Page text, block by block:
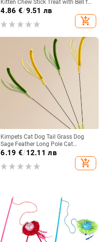
Kitten Chew Stick Treat with Bell for
Cleaning Teeth Indoor Kitty Teaser
4.86 €/9.51 лв
add_shopping_cart
Kimpets Cat Dog Tail Grass Dog
Sage Feather Long Pole Cat
Teasing Stick Устойчив на
ухапване Самоуспокояващ
инструмент Cat Toy Pet Supplies
6.19 €/12.11 лв
add_shopping_cart